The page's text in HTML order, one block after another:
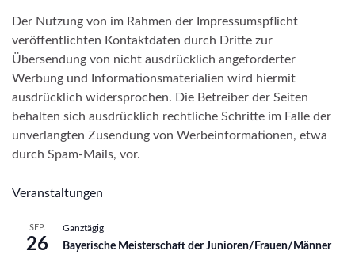
Der Nutzung von im Rahmen der Impressumspflicht
veröffentlichten Kontaktdaten durch Dritte zur
Übersendung von nicht ausdrücklich angeforderter
Werbung und Informationsmaterialien wird hiermit
ausdrücklich widersprochen. Die Betreiber der Seiten
behalten sich ausdrücklich rechtliche Schritte im Falle der
unverlangten Zusendung von Werbeinformationen, etwa
durch Spam-Mails, vor.
Veranstaltungen
SEP.
26
Ganztägig
Bayerische Meisterschaft der Junioren/Frauen/Männer